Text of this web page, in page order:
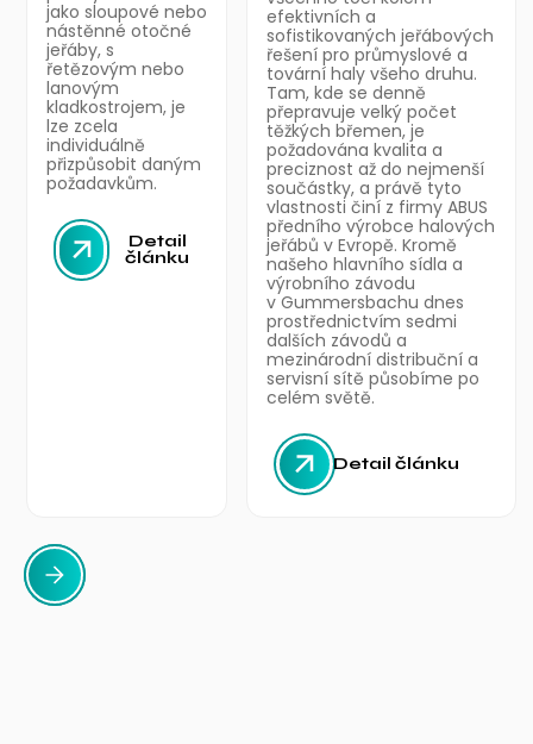
jako sloupové nebo
nástěnné otočné
jeřáby, s
řetězovým nebo
lanovým
kladkostrojem, je
lze zcela
individuálně
přizpůsobit daným
požadavkům.
Detail
článku
efektivních a
sofistikovaných jeřábových
řešení pro průmyslové a
tovární haly všeho druhu.
Tam, kde se denně
přepravuje velký počet
těžkých břemen, je
požadována kvalita a
preciznost až do nejmenší
součástky, a právě tyto
vlastnosti činí z firmy ABUS
předního výrobce halových
jeřábů v Evropě. Kromě
našeho hlavního sídla a
výrobního závodu
v Gummersbachu dnes
prostřednictvím sedmi
dalších závodů a
mezinárodní distribuční a
servisní sítě působíme po
celém světě.
Detail článku